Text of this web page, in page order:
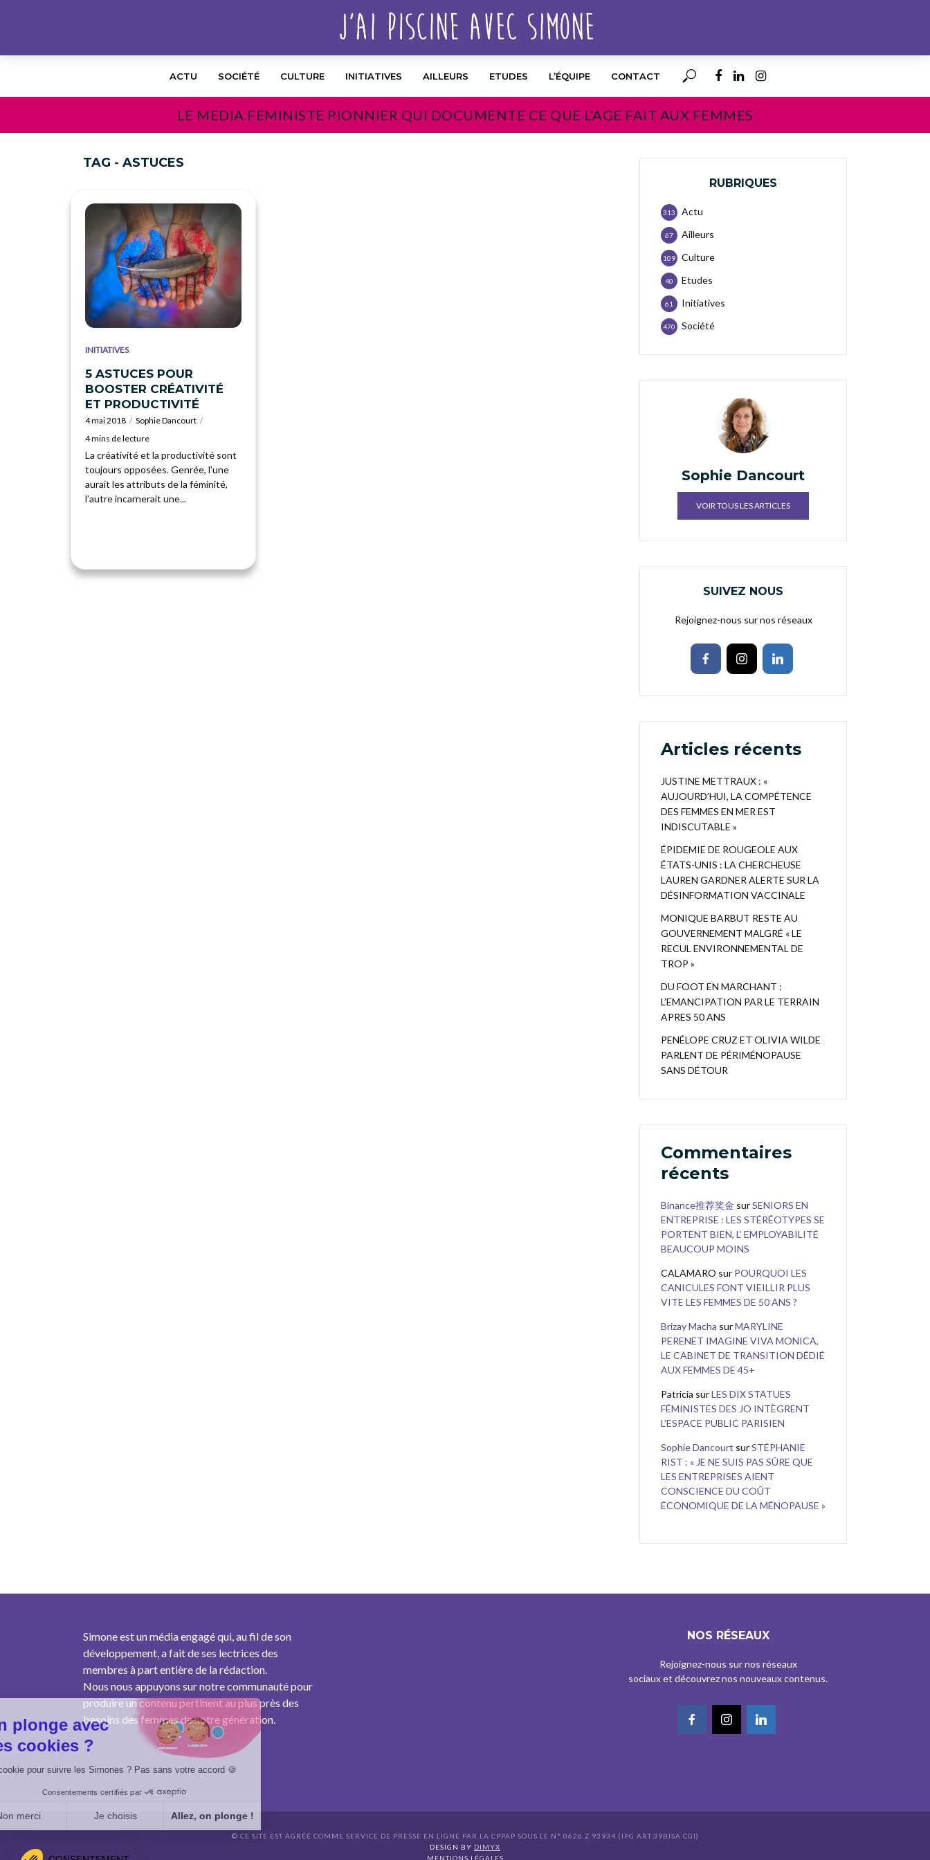
ACTU SOCIÉTÉ CULTURE INITIATIVES AILLEURS ETUDES L’ÉQUIPE CONTACT
LE MEDIA FEMINISTE PIONNIER QUI DOCUMENTE CE QUE L’AGE FAIT AUX FEMMES
TAG - ASTUCES
INITIATIVES
5 ASTUCES POUR
BOOSTER CRÉATIVITÉ
ET PRODUCTIVITÉ
4 mai 2018
Sophie Dancourt
4 mins de lecture
La créativité et la productivité sont
toujours opposées. Genrée, l’une
aurait les attributs de la féminité,
l’autre incarnerait une...
RUBRIQUES
Actu
313
Ailleurs
67
Culture
109
Etudes
40
Initiatives
61
Société
470
Sophie Dancourt
VOIR TOUS LES ARTICLES
SUIVEZ NOUS
Rejoignez-nous sur nos réseaux
Articles récents
JUSTINE METTRAUX : «
AUJOURD’HUI, LA COMPÉTENCE
DES FEMMES EN MER EST
INDISCUTABLE »
ÉPIDEMIE DE ROUGEOLE AUX
ÉTATS-UNIS : LA CHERCHEUSE
LAUREN GARDNER ALERTE SUR LA
DÉSINFORMATION VACCINALE
MONIQUE BARBUT RESTE AU
GOUVERNEMENT MALGRÉ « LE
RECUL ENVIRONNEMENTAL DE
TROP »
DU FOOT EN MARCHANT :
L’EMANCIPATION PAR LE TERRAIN
APRES 50 ANS
PENÉLOPE CRUZ ET OLIVIA WILDE
PARLENT DE PÉRIMÉNOPAUSE
SANS DÉTOUR
Commentaires
récents
Binance推荐奖金 surSENIORS EN
ENTREPRISE : LES STÉRÉOTYPES SE
PORTENT BIEN, L’ EMPLOYABILITÉ
BEAUCOUP MOINS
CALAMARO sur POURQUOI LES
CANICULES FONT VIEILLIR PLUS
VITE LES FEMMES DE 50 ANS ?
Brizay Macha surMARYLINE
PERENET IMAGINE VIVA MONICA,
LE CABINET DE TRANSITION DÉDIÉ
AUX FEMMES DE 45+
Patricia surLES DIX STATUES
FÉMINISTES DES JO INTÈGRENT
L’ESPACE PUBLIC PARISIEN
Sophie Dancourt surSTÉPHANIE
RIST : « JE NE SUIS PAS SÛRE QUE
LES ENTREPRISES AIENT
CONSCIENCE DU COÛT
ÉCONOMIQUE DE LA MÉNOPAUSE »
Simone est un média engagé qui, au fil de son
développement, a fait de ses lectrices des
membres à part entière de la rédaction.
Nous nous appuyons sur notre communauté pour
produire un contenu pertinent au plus près des
besoins des femmes de notre génération.
NOS RÉSEAUX
Rejoignez-nous sur nos réseaux
sociaux et découvrez nos nouveaux contenus.
© CE SITE EST AGRÉÉ COMME SERVICE DE PRESSE EN LIGNE PAR LA CPPAP SOUS LE N° 0626 Z 93934 (IPG ART.39BISA CGI)
DESIGN BY DIMYX
MENTIONS LÉGALES
On plonge avec
des cookies ?
Un cookie pour suivre les Simones ? Pas sans votre accord 🍪
Consentements certifiés par
Non merci Je choisis Allez, on plonge !
Plateforme de Gestion du Consentement : Personnalisez vos Options